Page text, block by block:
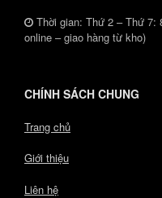
Thời gian: Thứ 2 – Thứ 7:
online – giao hàng từ kho)
CHÍNH SÁCH CHUNG
Trang chủ
Giới thiệu
Liên hệ